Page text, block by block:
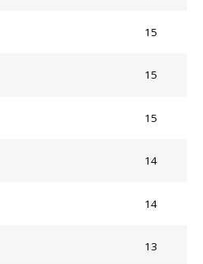
15
15
15
14
14
13